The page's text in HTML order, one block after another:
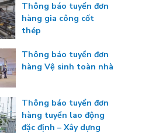
Thông báo tuyển đơn
hàng gia công cốt
thép
Thông báo tuyển đơn
hàng Vệ sinh toàn nhà
Thông báo tuyển đơn
hàng tuyển lao động
đặc định – Xây dựng